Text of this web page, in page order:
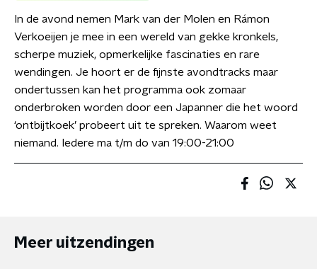
In de avond nemen Mark van der Molen en Rámon
Verkoeijen je mee in een wereld van gekke kronkels,
scherpe muziek, opmerkelijke fascinaties en rare
wendingen. Je hoort er de fijnste avondtracks maar
ondertussen kan het programma ook zomaar
onderbroken worden door een Japanner die het woord
‘ontbijtkoek’ probeert uit te spreken. Waarom weet
niemand. Iedere ma t/m do van 19:00-21:00
Meer uitzendingen